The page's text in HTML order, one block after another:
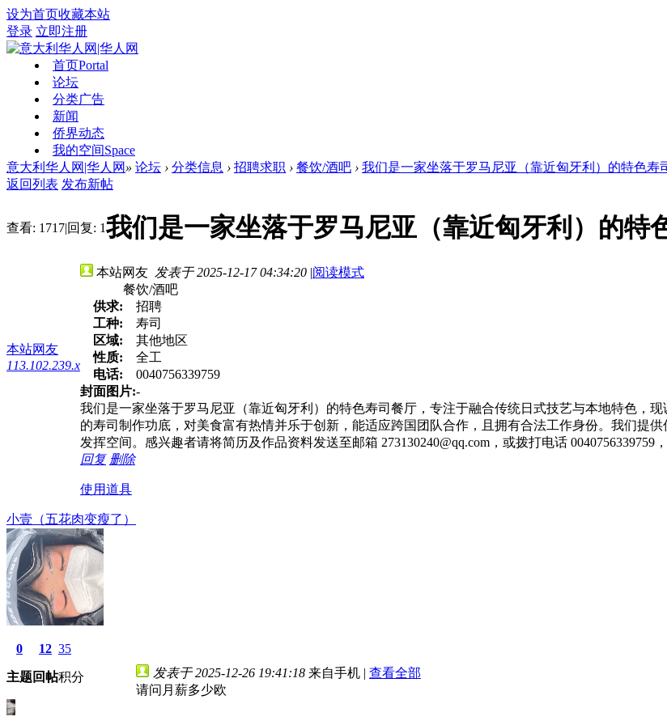
设为首页收藏本站
登录 立即注册
首页Portal
论坛
分类广告
新闻
侨界动态
我的空间Space
意大利华人网|华人网 » 论坛 › 分类信息 › 招聘求职 › 餐饮/酒吧 › 我们是一家坐落于罗马尼亚（靠近匈牙利）的特色寿
返回列表 发布新帖
查看: 1717|回复: 1我们是一家坐落于罗马尼亚（靠近匈牙利）的特
本站网友
113.102.239.x
本站网友 发表于 2025-12-17 04:34:20 |阅读模式
餐饮/酒吧
供求:
招聘
工种:
寿司
区域:
其他地区
性质:
全工
电话:
0040756339759
封面图片:-
我们是一家坐落于罗马尼亚（靠近匈牙利）的特色寿司餐厅，专注于融合传统日式技艺与本地特色，
的寿司制作功底，对美食富有热情并乐于创新，能适应跨国团队合作，且拥有合法工作身份。我们提
发挥空间。感兴趣者请将简历及作品资料发送至邮箱 273130240@qq.com ，或拨打电话 0040756339759
回复 删除
使用道具
小壹（五花肉变瘦了）
0
主题
12
回帖
35
积分 发表于 2025-12-26 19:41:18 来自手机 | 查看全部
请问月薪多少欧